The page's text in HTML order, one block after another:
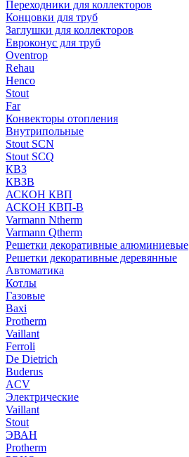
Переходники для коллекторов
Концовки для труб
Заглушки для коллекторов
Евроконус для труб
Oventrop
Rehau
Henco
Stout
Far
Конвекторы отопления
Внутрипольные
Stout SCN
Stout SCQ
КВЗ
КВЗВ
АСКОН КВП
АСКОН КВП-В
Varmann Ntherm
Varmann Qtherm
Решетки декоративные алюминиевые
Решетки декоративные деревянные
Автоматика
Котлы
Газовые
Baxi
Protherm
Vaillant
Ferroli
De Dietrich
Buderus
ACV
Электрические
Vaillant
Stout
ЭВАН
Protherm